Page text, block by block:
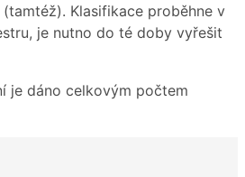
Klasifikace proběhne v
je nutno do té doby vyřešit
je dáno celkovým počtem